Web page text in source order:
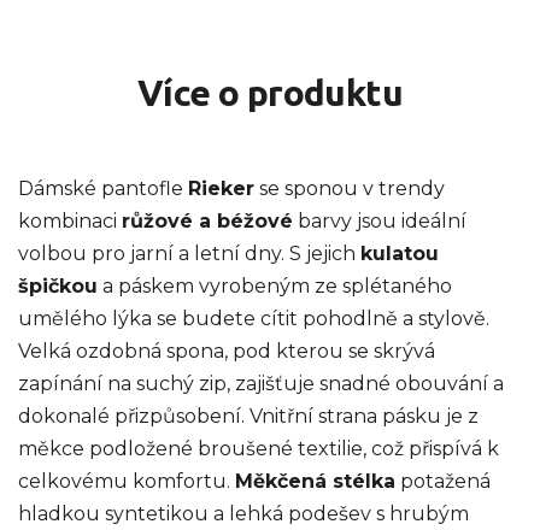
Více o produktu
Dámské pantofle Rieker se sponou v trendy
kombinaci růžové a béžové barvy jsou ideální
volbou pro jarní a letní dny. S jejich kulatou
špičkou a páskem vyrobeným ze splétaného
umělého lýka se budete cítit pohodlně a stylově.
Velká ozdobná spona, pod kterou se skrývá
zapínání na suchý zip, zajišťuje snadné obouvání a
dokonalé přizpůsobení. Vnitřní strana pásku je z
měkce podložené broušené textilie, což přispívá k
celkovému komfortu. Měkčená stélka potažená
hladkou syntetikou a lehká podešev s hrubým